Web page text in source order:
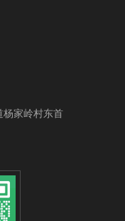
杨家岭村东首